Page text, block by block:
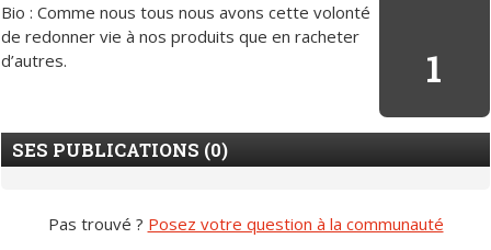
1
Bio : Comme nous tous nous avons cette volonté
de redonner vie à nos produits que en racheter
d’autres.
SES PUBLICATIONS (0)
Pas trouvé ? Posez votre question à la communauté